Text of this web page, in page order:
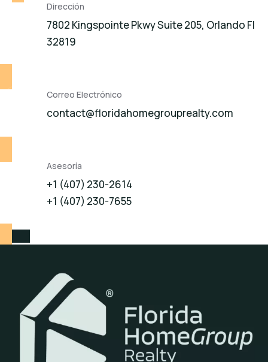
Dirección
7802 Kingspointe Pkwy Suite 205, Orlando Fl
32819
Correo Electrónico
contact@floridahomegrouprealty.com
Asesoría
+1 (407) 230-2614
+1 (407) 230-7655